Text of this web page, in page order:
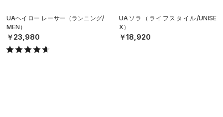
UAヘイロー レーサー（ランニング/
MEN）
￥23,980
UAソラ（ライフスタイル/UNISE
X）
￥18,920